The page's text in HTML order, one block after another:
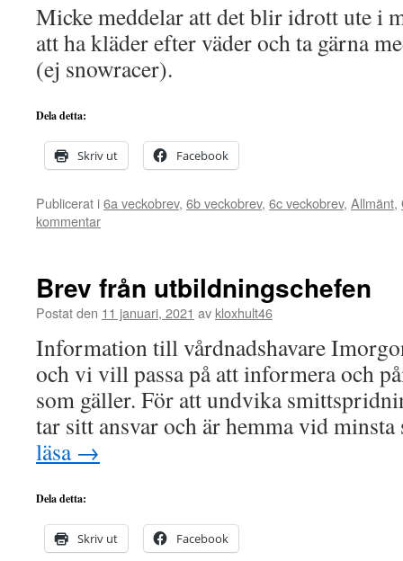
Micke meddelar att det blir idrott ute i
att ha kläder efter väder och ta gärna
(ej snowracer).
Dela detta:
Skriv ut Facebook
Publicerat i6a veckobrev, 6b veckobrev, 6c veckobrev, Allmänt,
kommentar
Brev från utbildningschefen
Postat den 11 januari, 2021 av kloxhult46
Information till vårdnadshavare
och vi vill passa på att informera och
som gäller. För att undvika
tar sitt ansvar och är hemma vid
läsa →
Dela detta:
Skriv ut Facebook